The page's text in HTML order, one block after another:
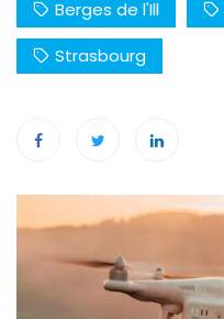
Berges de l'Ill
Strasbourg
Navigation
de
l’article